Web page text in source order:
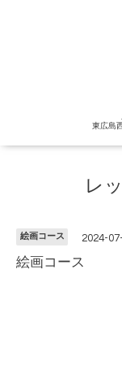
東広島
レ
絵画コース 2024-
絵画コース